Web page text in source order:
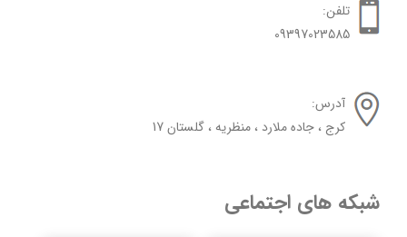
تلفن:
09397023585
آدرس:
کرج ، جاده ملارد ، منظریه ، گلستان 17
شبکه های اجتماعی